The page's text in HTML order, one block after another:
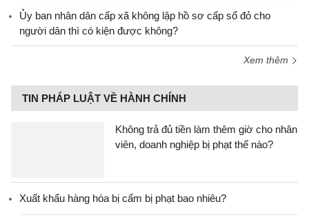
Ủy ban nhân dân cấp xã không lập hồ sơ cấp sổ đỏ cho
người dân thì có kiện được không?
Xem thêm
TIN PHÁP LUẬT VỀ HÀNH CHÍNH
Không trả đủ tiền làm thêm giờ cho nhân
viên, doanh nghiệp bị phạt thế nào?
Xuất khẩu hàng hóa bị cấm bị phạt bao nhiêu?